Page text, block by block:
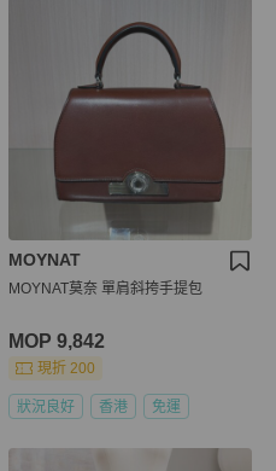
MOYNAT
MOYNAT莫奈 單肩斜挎手提包
MOP 9,842
現折 200
狀況良好 香港 免運